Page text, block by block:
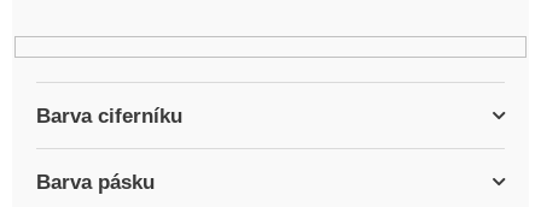
ů
Barva ciferníku
Barva pásku